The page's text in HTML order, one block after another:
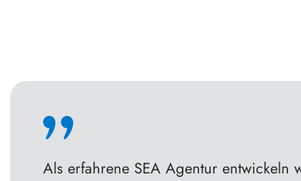
Als erfahrene SEA Agentur